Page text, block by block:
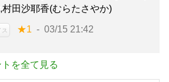
村田沙耶香(むらたさやか)
ス ★1 03/15 21:42
を全て見る